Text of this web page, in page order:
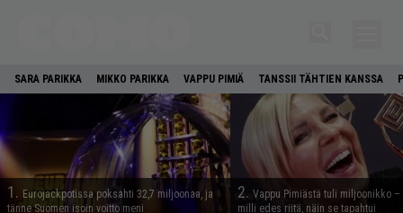
SARA PARIKKA MIKKO PARIKKA VAPPU PIMIÄ TANSSII TÄHTIEN KANSSA
1. Eurojackpotissa poksahti 32,7 miljoonaa, ja
tänne Suomen isoin voitto meni
2. Vappu Pimiästä tuli miljoonikko
milli edes riitä, näin se tapahtui